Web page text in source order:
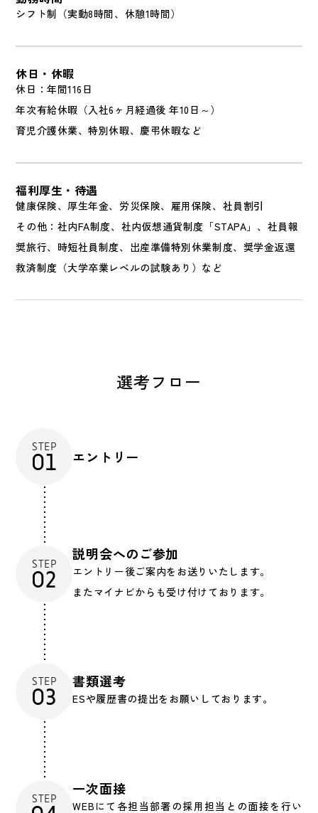
シフト制（実動8時間、休憩1時間）
休日・休暇
休日：年間116日
年次有給休暇（入社6ヶ月経過後 年10日～）
育児介護休業、特別休暇、慶弔休暇など
福利厚生・待遇
健康保険、厚生年金、労災保険、雇用保険、社員割引
その他：社内FA制度、社内仮想通貨制度「STAPA」、社員報
奨旅行、時短社員制度、出産準備特別休業制度、奨学金返還
救済制度（大学卒業レベルの試験あり）など
選考フロー
STEP
01 エントリー
STEP
02
説明会へのご参加
エントリー後ご案内をお送りいたします。
またマイナビからも受け付けております。
STEP
03
書類選考
ESや履歴書の提出をお願いしております。
STEP
一次面接
WEBにて各担当部署の採用担当との面接を行い